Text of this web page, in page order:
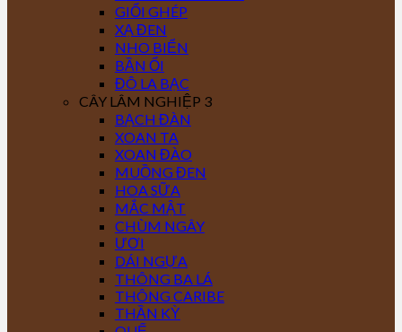
GIỔI GHÉP
XẠ ĐEN
NHO BIỂN
BẦN ỔI
ĐÔ LA BẠC
CÂY LÂM NGHIỆP 3
BẠCH ĐÀN
XOAN TA
XOAN ĐÀO
MUỒNG ĐEN
HOA SỮA
MẮC MẬT
CHÙM NGÂY
ƯƠI
DÁI NGỰA
THÔNG BA LÁ
THÔNG CARIBE
THẦN KỲ